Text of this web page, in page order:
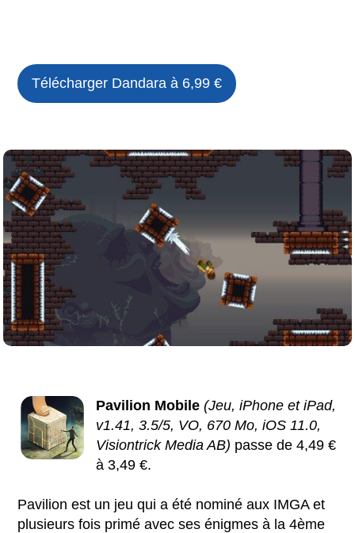
Télécharger Dandara à 6,99 €
Pavilion Mobile (Jeu, iPhone et iPad,
v1.41, 3.5/5, VO, 670 Mo, iOS 11.0,
Visiontrick Media AB) passe de 4,49 €
à 3,49 €.
Pavilion est un jeu qui a été nominé aux IMGA et
plusieurs fois primé avec ses énigmes à la 4ème